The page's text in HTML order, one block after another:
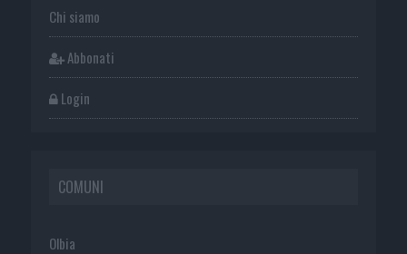
Chi siamo
Abbonati
Login
COMUNI
Olbia